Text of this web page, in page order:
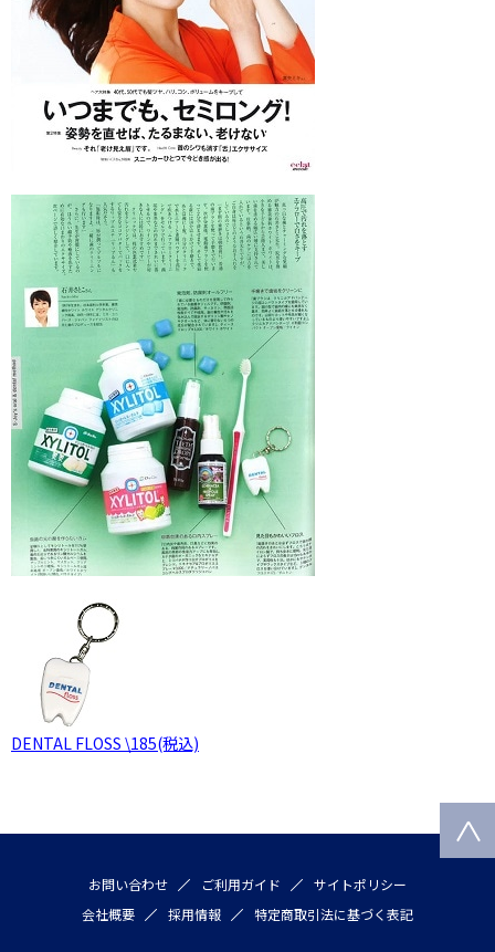
DENTAL FLOSS \185(税込)
お問い合わせ ご利用ガイド
サイトポリシー
会社概要
採用情報 特定商取引法に基づく表記